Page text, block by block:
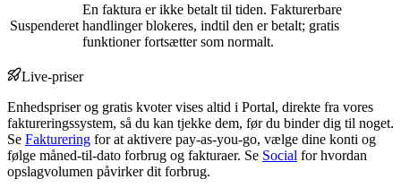
Suspenderet
En faktura er ikke betalt til tiden. Fakturerbare
handlinger blokeres, indtil den er betalt; gratis
funktioner fortsætter som normalt.
Live-priser
Enhedspriser og gratis kvoter vises altid i Portal, direkte fra vores
faktureringssystem, så du kan tjekke dem, før du binder dig til noget.
Se Fakturering for at aktivere pay-as-you-go, vælge dine konti og
følge måned-til-dato forbrug og fakturaer. Se Social for hvordan
opslagvolumen påvirker dit forbrug.